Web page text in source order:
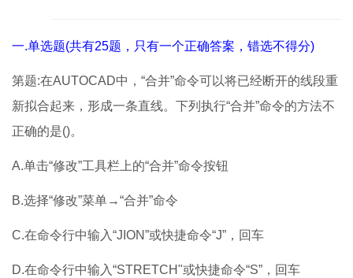
一.单选题(共有25题，只有一个正确答案，错选不得分)
第题:在AUTOCAD中，“合并”命令可以将已经断开的线段重
新拟合起来，形成一条直线。下列执行“合并”命令的方法不
正确的是()。
A.单击“修改”工具栏上的“合并”命令按钮
B.选择“修改”菜单→“合并”命令
C.在命令行中输入“JION”或快捷命令“J”，回车
D.在命令行中输入“STRETCH"或快捷命令“S”，回车